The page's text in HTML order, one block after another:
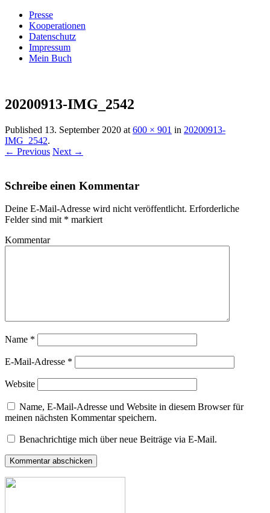
Presse
Kooperationen
Datenschutz
Impressum
Mein Buch
Villa König
20200913-IMG_2542
Published 13. September 2020 at 600 × 901 in 20200913-
IMG_2542.
← Previous Next →
Schreibe einen Kommentar
Deine E-Mail-Adresse wird nicht veröffentlicht. Erforderliche
Felder sind mit * markiert
Kommentar
Name *
E-Mail-Adresse *
Website
Name, E-Mail-Adresse und Website in diesem Browser für
meinen nächsten Kommentar speichern.
Benachrichtige mich über neue Beiträge via E-Mail.